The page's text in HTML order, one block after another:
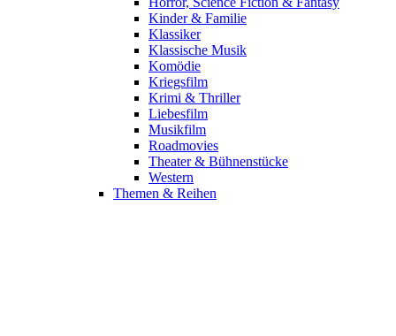
Kinder & Familie
Klassiker
Klassische Musik
Komödie
Kriegsfilm
Krimi & Thriller
Liebesfilm
Musikfilm
Roadmovies
Theater & Bühnenstücke
Western
Themen & Reihen